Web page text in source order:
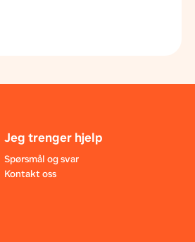
Jeg trenger hjelp
Spørsmål og svar
Kontakt oss